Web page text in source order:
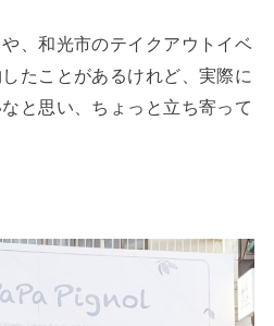
、和光市のテイクアウトイベ
たことがあるけれど、実際に
と思い、ちょっと立ち寄って